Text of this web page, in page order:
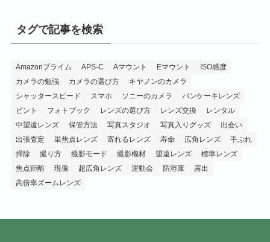
タグで記事を検索
Amazonプライム APS-C Aマウント Eマウント
ISO感度
カメラの勉強
カメラの選び方
キヤノンのカメラ
シャッタースピード
スマホ ソニーのカメラ
パンケーキレンズ
ピント
フォトブック レンズの選び方 レンズ交換
レンタル
中望遠レンズ
保管方法 写真スタジオ 写真入りグッズ
出会い
出張査定
単焦点レンズ 寄れるレンズ 寿命 広角レンズ
手ぶれ
掃除
撮り方 撮影モード 撮影機材 望遠レンズ
標準レンズ
焦点距離
現像 超広角レンズ 運動会 防湿庫
露出
高倍率ズームレンズ